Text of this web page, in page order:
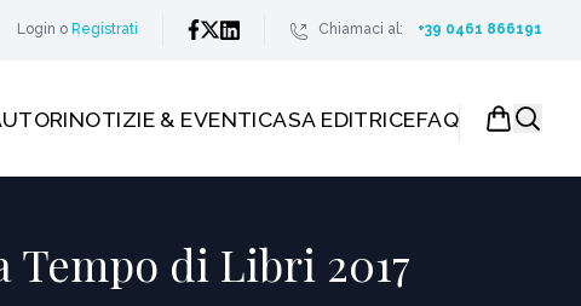
Login o Registrati Chiamaci al: +39 0461 866191
NOTIZIE & EVENTICASA EDITRICEFAQ
Tempo di Libri 2017